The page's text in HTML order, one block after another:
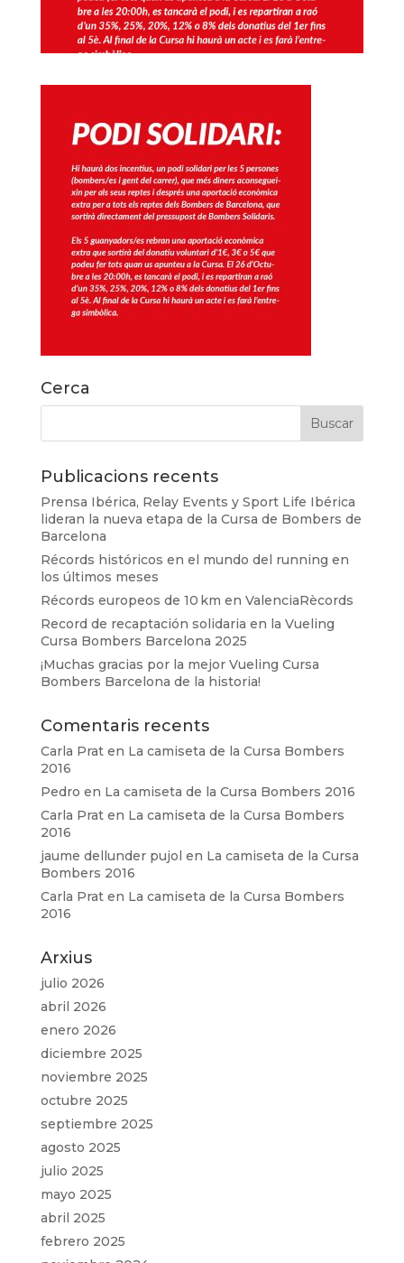
Cerca
Publicacions recents
Prensa Ibérica, Relay Events y Sport Life Ibérica
lideran la nueva etapa de la Cursa de Bombers de
Barcelona
Récords históricos en el mundo del running en
los últimos meses
Récords europeos de 10 km en ValenciaRècords
Record de recaptación solidaria en la Vueling
Cursa Bombers Barcelona 2025
¡Muchas gracias por la mejor Vueling Cursa
Bombers Barcelona de la historia!
Comentaris recents
Carla Praten La camiseta de la Cursa Bombers
2016
Pedro en La camiseta de la Cursa Bombers 2016
Carla Praten La camiseta de la Cursa Bombers
2016
jaume dellunder pujol en La camiseta de la Cursa
Bombers 2016
Carla Praten La camiseta de la Cursa Bombers
2016
Arxius
julio 2026
abril 2026
enero 2026
diciembre 2025
noviembre 2025
octubre 2025
septiembre 2025
agosto 2025
julio 2025
mayo 2025
abril 2025
febrero 2025